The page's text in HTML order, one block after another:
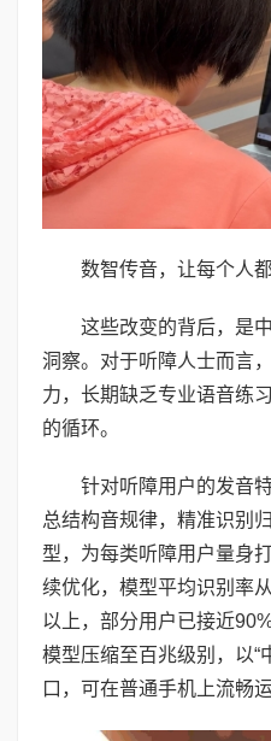
数智传音，让每个人
这些改变的背后，是
洞察。对于听障人士而言
力，长期缺乏专业语音练
的循环。
针对听障用户的发音
总结构音规律，精准识别
型，为每类听障用户量身
续优化，模型平均识别率
以上，部分用户已接近
模型压缩至百兆级别，以“
口，可在普通手机上流畅